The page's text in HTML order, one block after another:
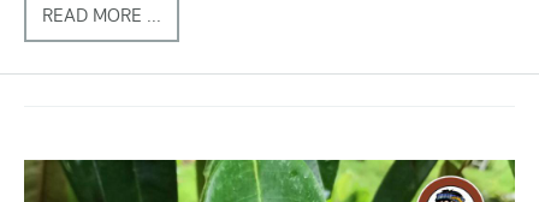
READ MORE ...